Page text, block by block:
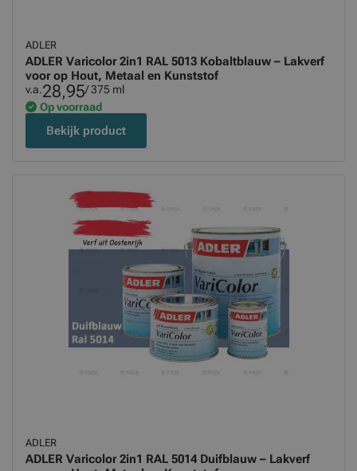
ADLER
ADLER Varicolor 2in1 RAL 5013 Kobaltblauw – Lakverf
voor op Hout, Metaal en Kunststof
v.a.28,95/ 375 ml
Op voorraad
Bekijk product
ADLER
ADLER Varicolor 2in1 RAL 5014 Duifblauw – Lakverf